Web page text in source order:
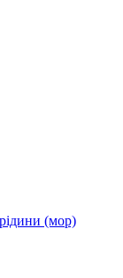
(мор)